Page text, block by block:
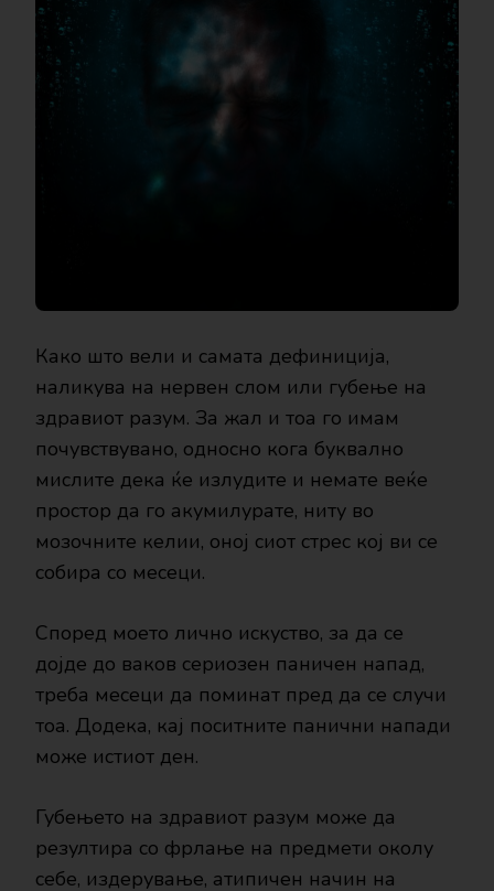
Како што вели и самата дефиниција,
наликува на нервен слом или губење на
здравиот разум. За жал и тоа го имам
почувствувано, односно кога буквално
мислите дека ќе излудите и немате веќе
простор да го акумилурате, ниту во
мозочните келии, оној сиот стрес кој ви се
собира со месеци.
Според моето лично искуство, за да се
дојде до ваков сериозен паничен напад,
треба месеци да поминат пред да се случи
тоа. Додека, кај поситните панични напади
може истиот ден.
Губењето на здравиот разум може да
резултира со фрлање на предмети околу
себе, издерување, атипичен начин на